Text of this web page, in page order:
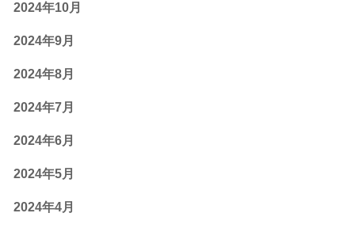
2024年10月
2024年9月
2024年8月
2024年7月
2024年6月
2024年5月
2024年4月